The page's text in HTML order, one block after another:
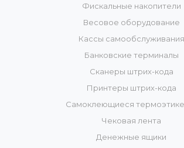
Фискальные накопители
Весовое оборудование
Кассы самообслуживания
Банковские терминалы
Сканеры штрих-кода
Принтеры штрих-кода
Самоклеющиеся
Чековая лента
Денежные ящики